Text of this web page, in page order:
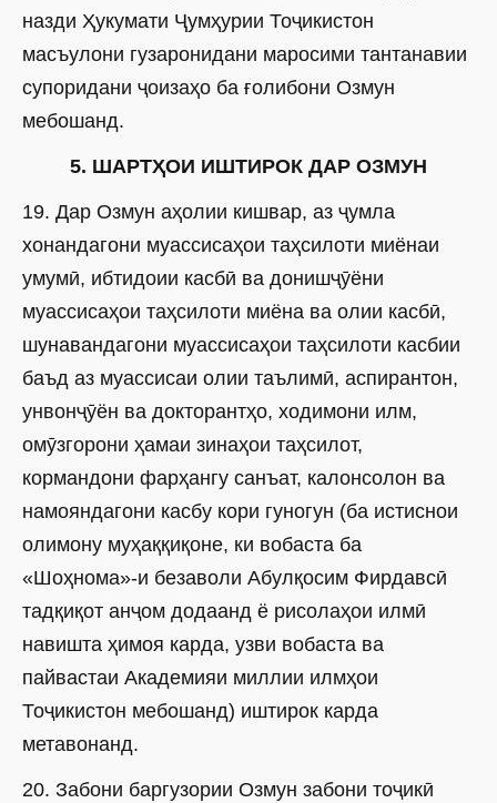
назди Ҳукумати Ҷумҳурии Тоҷикистон
масъулони гузаронидани маросими тантанавии
супоридани ҷоизаҳо ба ғолибони Озмун
мебошанд.
5. ШАРТҲОИ ИШТИРОК ДАР ОЗМУН
19. Дар Озмун аҳолии кишвар, аз ҷумла
хонандагони муассисаҳои таҳсилоти миёнаи
умумӣ, ибтидоии касбӣ ва донишҷӯёни
муассисаҳои таҳсилоти миёна ва олии касбӣ,
шунавандагони муассисаҳои таҳсилоти касбии
баъд аз муассисаи олии таълимӣ, аспирантон,
унвонҷӯён ва докторантҳо, ходимони илм,
омӯзгорони ҳамаи зинаҳои таҳсилот,
кормандони фарҳангу санъат, калонсолон ва
намояндагони касбу кори гуногун (ба истиснои
олимону муҳаққиқоне, ки вобаста ба
«Шоҳнома»-и безаволи Абулқосим Фирдавсӣ
тадқиқот анҷом додаанд ё рисолаҳои илмӣ
навишта ҳимоя карда, узви вобаста ва
пайвастаи Академияи миллии илмҳои
Тоҷикистон мебошанд) иштирок карда
метавонанд.
20. Забони баргузории Озмун забони тоҷикӣ